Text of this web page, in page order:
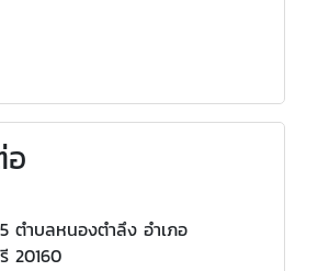
ตำบลหนองตำลึง อำเภอ
20160